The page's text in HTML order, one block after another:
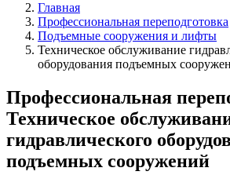
Главная
Профессиональная переподготовка
Подъемные сооружения и лифты
Техническое обслуживание
оборудования подъемных
Профессиональная
Техническое
гидравлического
подъемных сооружений